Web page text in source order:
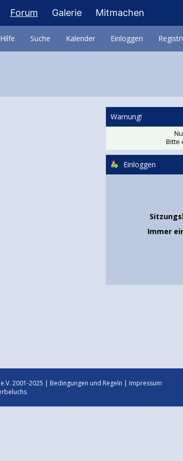
Forum Galerie Mitmachen
Hilfe Suche Kalender Einloggen
Warnung!
Bitte
Einloggen
Immer
2001-2025 | Bedingungen und Regeln | Impressum